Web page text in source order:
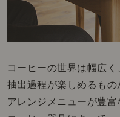
コーヒーの世界は幅広く
抽出過程が楽しめるもの
アレンジメニューが豊富